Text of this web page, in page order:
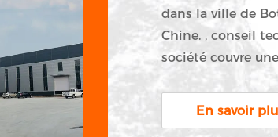
dans la ville de
Chine. , conseil
société couvre
carrés, emploie
ingénieurs
capacité de
En savoir